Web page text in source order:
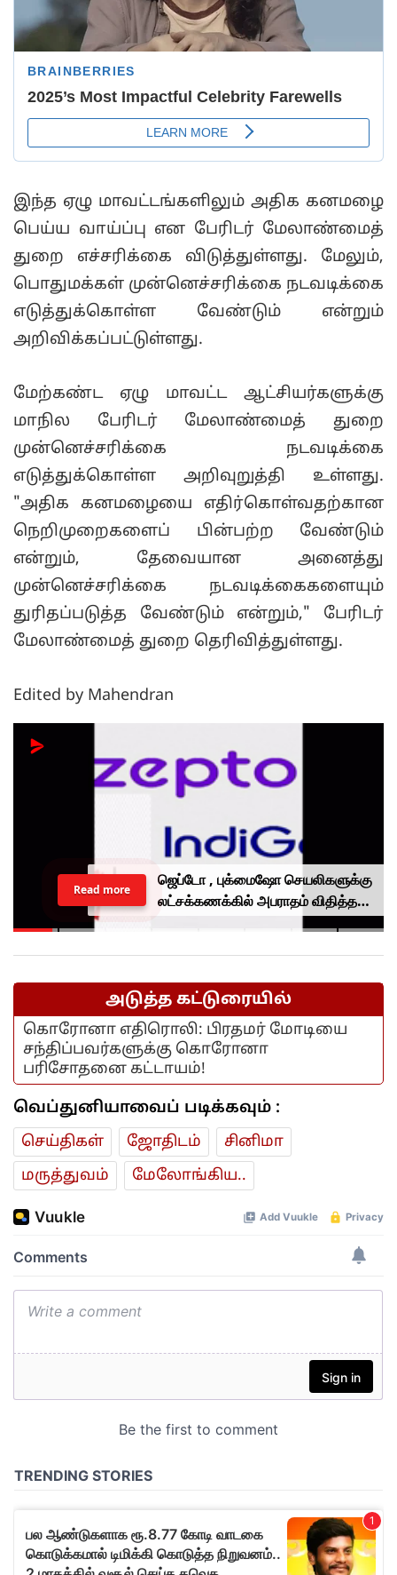
இந்த ஏழு மாவட்டங்களிலும் அதிக கனமழை
பெய்ய வாய்ப்பு என பேரிடர் மேலாண்மைத்
துறை எச்சரிக்கை விடுத்துள்ளது. மேலும்,
பொதுமக்கள் முன்னெச்சரிக்கை நடவடிக்கை
எடுத்துக்கொள்ள வேண்டும் என்றும்
அறிவிக்கப்பட்டுள்ளது.
மேற்கண்ட ஏழு மாவட்ட ஆட்சியர்களுக்கு
மாநில பேரிடர் மேலாண்மைத் துறை
முன்னெச்சரிக்கை நடவடிக்கை
எடுத்துக்கொள்ள அறிவுறுத்தி உள்ளது.
"அதிக கனமழையை எதிர்கொள்வதற்கான
நெறிமுறைகளைப் பின்பற்ற வேண்டும்
என்றும், தேவையான அனைத்து
முன்னெச்சரிக்கை நடவடிக்கைகளையும்
துரிதப்படுத்த வேண்டும் என்றும்," பேரிடர்
மேலாண்மைத் துறை தெரிவித்துள்ளது.
Edited by Mahendran
தஹல்கா பெண் ஊழியருக்கு லிஃப்டில்
பாலியல் தொல்லை.. நிறுவனர்
தேஜ்பால் குற்றவாளி.. நீதிமன்றம்
Read more
அடுத்த கட்டுரையில்
கொரோனா எதிரொலி: பிரதமர் மோடியை
சந்திப்பவர்களுக்கு கொரோனா
பரிசோதனை கட்டாயம்!
வெப்துனியாவைப் படிக்கவும் :
செய்திகள் ஜோ‌திட‌ம்
சினிமா
மரு‌த்துவ‌ம்
மேலோங்கிய..